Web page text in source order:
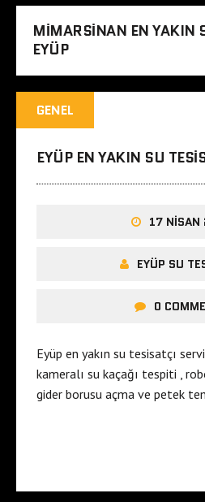
MIMARSINAN EN YAKIN
EYÜP
GENEL
EYÜP EN YAKIN SU
17
EYÜP SU
0
Eyüp en yakın su tesisatçı
kameralı su kaçağı tespiti ,
gider borusu açma ve petek